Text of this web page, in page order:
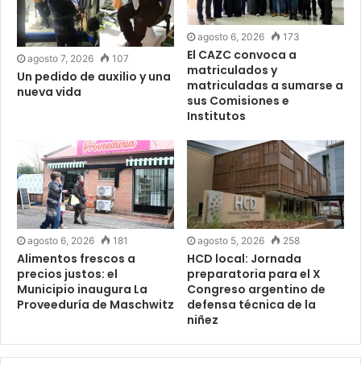
agosto 7, 2026 107
Un pedido de auxilio y una
nueva vida
agosto 6, 2026 173
El CAZC convoca a
matriculados y
matriculadas a sumarse a
sus Comisiones e
Institutos
agosto 6, 2026 181
Alimentos frescos a
precios justos: el
Municipio inaugura La
Proveeduría de Maschwitz
agosto 5, 2026 258
HCD local: Jornada
preparatoria para el X
Congreso argentino de
defensa técnica de la
niñez